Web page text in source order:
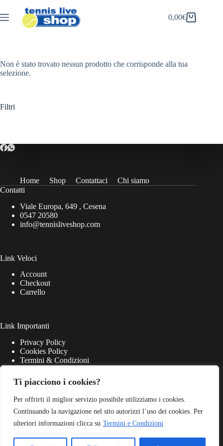
Ti piacciono i cookies?
Per offrirti il miglior servizio possibile utilizziamo i cookies.
Continuando la navigazione nel sito autorizzi l’uso dei cookies. Per
ulteriori informazioni clicca su Termini e Condizioni
al
contenuto
Carrello
0,00€
Non è stato trovato nessun prodotto che corrisponde alla tua
selezione.
Filtri
Home Shop Contattaci
Chi siamo
Contatti
Viale Europa, 649 , Cesena
0547 20580
info@tennisliveshop.com
Link Veloci
Account
Checkout
Carrello
Link Importanti
Privacy Policy
Cookies Policy
Termini & Condizioni